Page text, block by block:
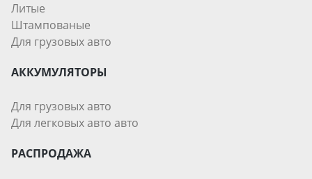
Литые
Штампованые
Для грузовых авто
АККУМУЛЯТОРЫ
Для грузовых авто
Для легковых авто авто
РАСПРОДАЖА